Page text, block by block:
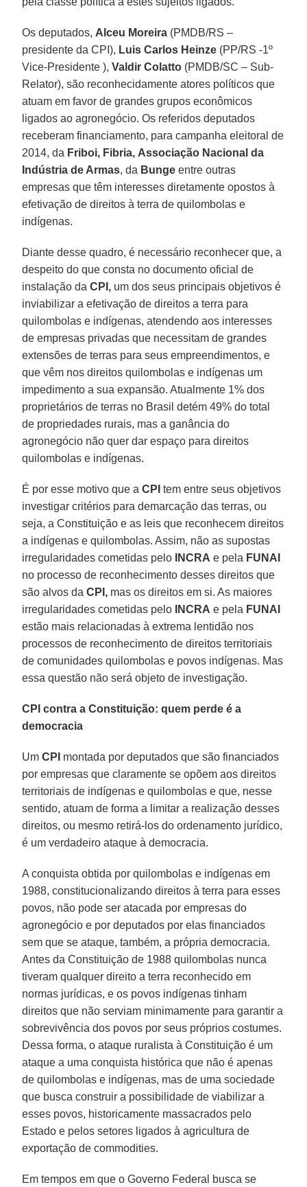
Os deputados, Alceu Moreira (PMDB/RS –
presidente da CPI), Luis Carlos Heinze (PP/RS -1º
Vice-Presidente ),Valdir Colatto (PMDB/SC – Sub-
Relator), são reconhecidamente atores políticos que
atuam em favor de grandes grupos econômicos
ligados ao agronegócio. Os referidos deputados
receberam financiamento, para campanha eleitoral de
2014, da Friboi, Fibria, Associação Nacional da
Indústria de Armas, da Bunge entre outras
empresas que têm interesses diretamente opostos à
efetivação de direitos à terra de quilombolas e
indígenas.
Diante desse quadro, é necessário reconhecer que, a
despeito do que consta no documento oficial de
instalação daCPI, um dos seus principais objetivos é
inviabilizar a efetivação de direitos a terra para
quilombolas e indígenas, atendendo aos interesses
de empresas privadas que necessitam de grandes
extensões de terras para seus empreendimentos, e
que vêm nos direitos quilombolas e indígenas um
impedimento a sua expansão. Atualmente 1% dos
proprietários de terras no Brasil detém 49% do total
de propriedades rurais, mas a ganância do
agronegócio não quer dar espaço para direitos
quilombolas e indígenas.
É por esse motivo que aCPI tem entre seus objetivos
investigar critérios para demarcação das terras, ou
seja, a Constituição e as leis que reconhecem direitos
a indígenas e quilombolas. Assim, não as supostas
irregularidades cometidas pelo
INCRA e pela FUNAI
no processo de reconhecimento desses direitos que
são alvos daCPI, mas os direitos em si. As maiores
irregularidades cometidas pelo
INCRA e pela FUNAI
estão mais relacionadas à extrema lentidão nos
processos de reconhecimento de direitos territoriais
de comunidades quilombolas e povos indígenas. Mas
essa questão não será objeto de investigação.
CPI contra a Constituição: quem perde é a
democracia
UmCPI montada por deputados que são financiados
por empresas que claramente se opõem aos direitos
territoriais de indígenas e quilombolas e que, nesse
sentido, atuam de forma a limitar a realização desses
direitos, ou mesmo retirá-los do ordenamento jurídico,
é um verdadeiro ataque à democracia.
A conquista obtida por quilombolas e indígenas em
1988, constitucionalizando direitos à terra para esses
povos, não pode ser atacada por empresas do
agronegócio e por deputados por elas financiados
sem que se ataque, também, a própria democracia.
Antes da Constituição de 1988 quilombolas nunca
tiveram qualquer direito a terra reconhecido em
normas jurídicas, e os povos indígenas tinham
direitos que não serviam minimamente para garantir a
sobrevivência dos povos por seus próprios costumes.
Dessa forma, o ataque ruralista à Constituição é um
ataque a uma conquista histórica que não é apenas
de quilombolas e indígenas, mas de uma sociedade
que busca construir a possibilidade de viabilizar a
esses povos, historicamente massacrados pelo
Estado e pelos setores ligados à agricultura de
exportação de commodities.
Em tempos em que o Governo Federal busca se